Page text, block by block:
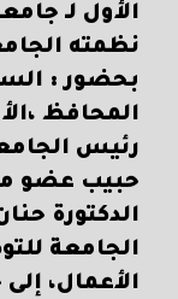
الأول لـ
نظمته
بحضور :
المحافظ
رئيس
حبيب عضو
الدكتورة
الجامعة
الأعمال،